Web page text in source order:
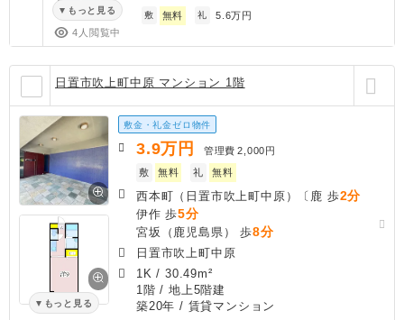
もっと見る
4人閲覧中
敷 無料 礼 5.6万円
日置市吹上町中原 マンション 1階
もっと見る
敷金・礼金ゼロ物件
3.9万円 管理費 2,000円
敷
無料 礼 無料
西本町（日置市吹上町中原）〔鹿 歩2分
伊作 歩5分
宮坂（鹿児島県） 歩8分
日置市吹上町中原
1K /30.49m²
1階 / 地上5階建
築20年 / 賃貸マンション